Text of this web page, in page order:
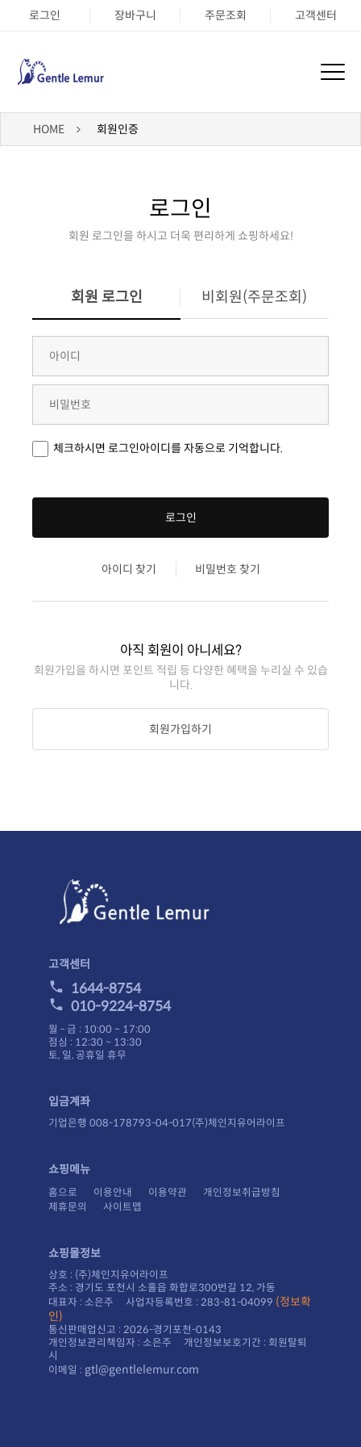
로그인 장바구니 주문조회 고객센터
HOME 회원인증
로그인
회원 로그인을 하시고 더욱 편리하게 쇼핑하세요!
회원 로그인 비회원(주문조회)
체크하시면 로그인아이디를 자동으로 기억합니다.
로그인
아이디 찾기 비밀번호 찾기
아직 회원이 아니세요?
니다.
회원가입하기
고객센터
1644-8754
010-9224-8754
월 - 금 : 10:00 ~ 17:00
점심 : 12:30 ~ 13:30
토, 일, 공휴일 휴무
입금계좌
기업은행 008-178793-04-017(주)체인지유어라이프
쇼핑메뉴
홈으로 이용안내 이용약관
개인정보취급방침
제휴문의
사이트맵
쇼핑몰정보
상호 : (주)체인지유어라이프
주소 : 경기도 포천시 소홀읍 화합로300번길 12, 가동
대표자 : 소은주 사업자등록번호 : 283-81-04099
인)
통신판매업신고 : 2026-경기포천-0143
시
이메일 : gtl@gentlelemur.com